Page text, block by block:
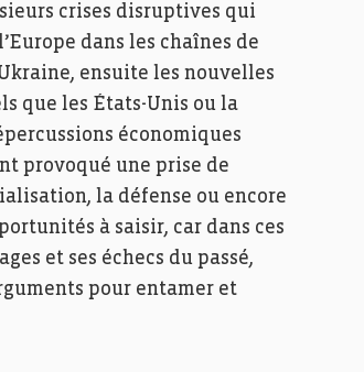
crises disruptives qui
dans les chaînes de
ensuite les nouvelles
que les États-Unis ou la
économiques
provoqué une prise de
la défense ou encore
à saisir, car dans ces
et ses échecs du passé,
pour entamer et